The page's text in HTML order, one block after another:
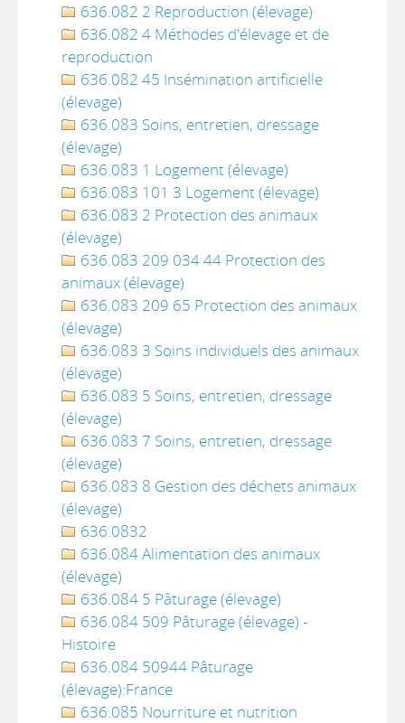
636.082 2 Reproduction (élevage)
636.082 4 Méthodes d'élevage et de
reproduction
636.082 45 Insémination artificielle
(élevage)
636.083 Soins, entretien, dressage
(élevage)
636.083 1 Logement (élevage)
636.083 101 3 Logement (élevage)
636.083 2 Protection des animaux
(élevage)
636.083 209 034 44 Protection des
animaux (élevage)
636.083 209 65 Protection des animaux
(élevage)
636.083 3 Soins individuels des animaux
(élevage)
636.083 5 Soins, entretien, dressage
(élevage)
636.083 7 Soins, entretien, dressage
(élevage)
636.083 8 Gestion des déchets animaux
(élevage)
636.0832
636.084 Alimentation des animaux
(élevage)
636.084 5 Pâturage (élevage)
636.084 509 Pâturage (élevage) -
Histoire
636.084 50944 Pâturage
(élevage):France
636.085 Nourriture et nutrition